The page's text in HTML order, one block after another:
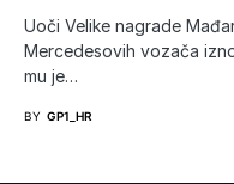
Uoči Velike nagrade
Mercedesovih vozača
mu je…
BY GP1_HR